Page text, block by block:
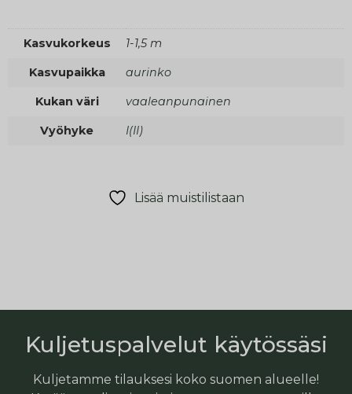
Kasvukorkeus 1-1,5 m
Kasvupaikka aurinko
Kukan väri vaaleanpunainen
Vyöhyke I(II)
Lisää muistilistaan
Kuljetuspalvelut käytössäsi
Kuljetamme tilauksesi koko suomen alueelle!